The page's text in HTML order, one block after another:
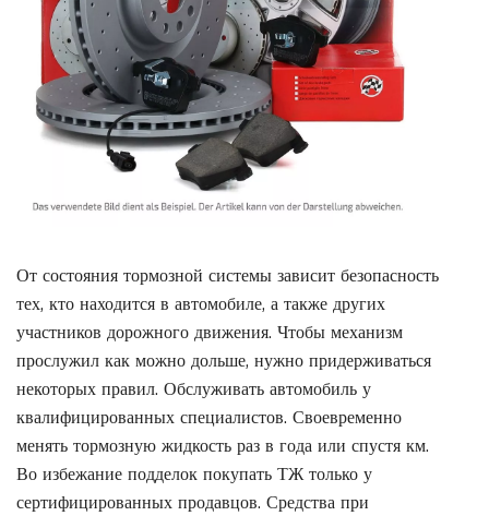
От состояния тормозной системы зависит безопасность
тех, кто находится в автомобиле, а также других
участников дорожного движения. Чтобы механизм
прослужил как можно дольше, нужно придерживаться
некоторых правил. Обслуживать автомобиль у
квалифицированных специалистов. Своевременно
менять тормозную жидкость раз в года или спустя км.
Во избежание подделок покупать ТЖ только у
сертифицированных продавцов. Средства при